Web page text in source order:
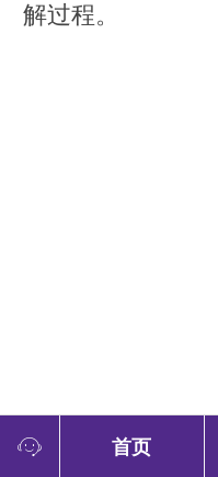
解过程。
首页